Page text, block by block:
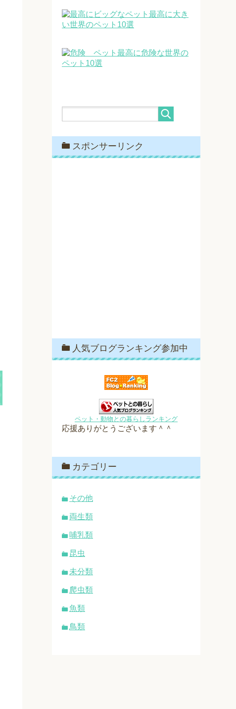
最高に大き
い世界のペット10選
最高に危険な世界の
ペット10選
スポンサーリンク
人気ブログランキング参加中
ペット・動物との暮らしランキング
応援ありがとうございます＾＾
カテゴリー
その他
両生類
哺乳類
昆虫
未分類
爬虫類
魚類
鳥類